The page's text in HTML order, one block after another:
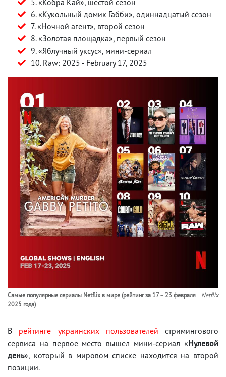
6. «Кукольный домик Габби», одиннадцатый сезон
7. «Ночной агент», второй сезон
8. «Золотая площадка», первый сезон
9. «Яблучный уксус», мини-сериал
10. Raw: 2025 - February 17, 2025
Самые популярные сериалы Netflix в мире (рейтинг за 17 – 23 февраля
2025 года)
Netflix
В рейтинге украинских пользователей стримингового
сервиса на первое место вышел мини-сериал «Нулевой
день», который в мировом списке находится на второй
позиции.